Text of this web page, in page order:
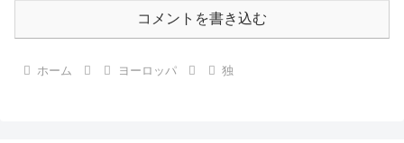
コメントを書き込む
ホーム ヨーロッパ 独